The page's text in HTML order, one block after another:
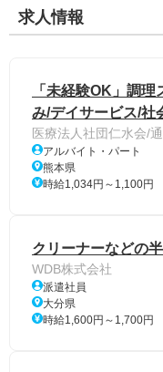
求人情報
「未経験OK」調
み/デイサービス/社
医療法人社団仁水会/
アルバイト・パート
熊本県
時給1,034円～1,100円
クリーナーなどの
WDB株式会社
派遣社員
大分県
時給1,600円～1,700円